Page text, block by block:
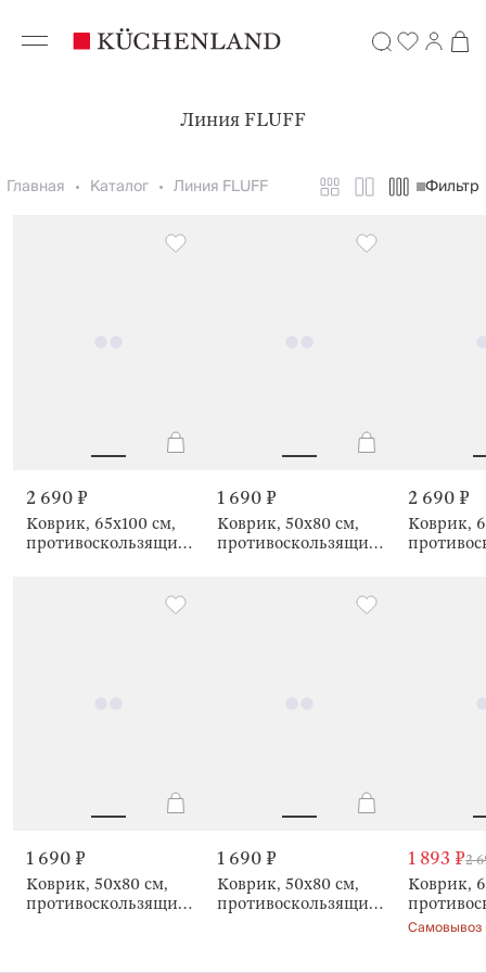
Линия FLUFF
Главная Каталог Линия FLUFF Фильтр
2 690 ₽
Коврик, 65х100 см,
противоскользящий,
1 690 ₽
Коврик, 50х80 см,
противоскользящий,
2 690 ₽
Коврик,
1 690 ₽
Коврик, 50х80 см,
противоскользящий,
1 690 ₽
Коврик, 50х80 см,
противоскользящий,
1 893 ₽2
Коврик,
Fluff
Самовывоз